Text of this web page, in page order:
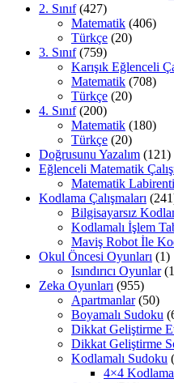
2. Sınıf(427)
Matematik (406)
Türkçe (20)
3. Sınıf(759)
Karışık Eğlenceli
Matematik (708)
Türkçe (20)
4. Sınıf(200)
Matematik (180)
Türkçe (20)
Doğrusunu Yazalım (121)
Eğlenceli Matematik
Matematik Labirenti
Kodlama Çalışmaları
Bilgisayarsız
Kodlamalı İşlem
Maviş Robot İle
Okul Öncesi Oyunları (1)
Isındırıcı Oyunlar
Zeka Oyunları (955)
Apartmanlar(50)
Boyamalı Sudoku
Dikkat Geliştirme
Dikkat Geliştirme
Kodlamalı Sudoku
4×4